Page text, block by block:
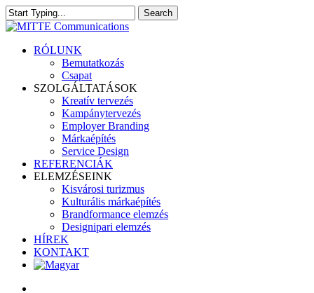
Skip
to
content
Search
Close
search
Menu
RÓLUNK
Bemutatkozás
Csapat
SZOLGÁLTATÁSOK
Kreatív tervezés
Kampánytervezés
Employer Branding
Márkaépítés
Service Design
REFERENCIÁK
ELEMZÉSEINK
Kisvárosi turizmus
Kulturális márkaépítés
Brandformance elemzés
Designipari elemzés
HÍREK
KONTAKT